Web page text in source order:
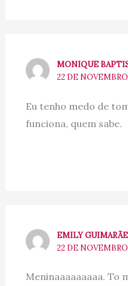
MONIQUE
22 DE
Eu tenho medo de
funciona, quem sabe.
EMILY
22 DE
Meninaaaaaaaaa. To